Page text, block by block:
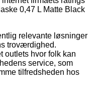
0,47 L Matte Black
relevante løsninger
troværdighed.
outlets hvor folk kan
service, som
tilfredsheden hos